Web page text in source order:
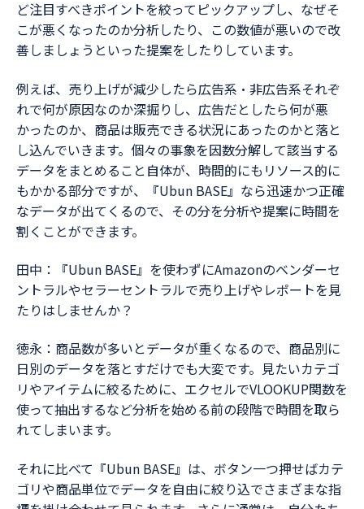
ど注目すべきポイントを絞ってピックアップし、なぜそ
こが悪くなったのか分析したり、この数値が悪いので改
善しましょうといった提案をしたりしています。
例えば、売り上げが減少したら広告系・非広告系それぞ
れで何が原因なのか深掘りし、広告だとしたら何が悪
かったのか、商品は販売できる状況にあったのかと落と
し込んでいきます。個々の事象を因数分解して該当する
データをまとめること自体が、時間的にもリソース的に
もかかる部分ですが、『Ubun BASE』なら迅速かつ正確
なデータが出てくるので、その分を分析や提案に時間を
割くことができます。
田中：『Ubun BASE』を使わずにAmazonのベンダーセ
ントラルやセラーセントラルで売り上げやレポートを見
たりはしませんか？
徳永：商品数が多いとデータが重くなるので、商品別に
日別のデータを落とすだけでも大変です。見たいカテゴ
リやアイテムに絞るために、エクセルでVLOOKUP関数を
使って抽出するなど分析を始める前の段階で時間を取ら
れてしまいます。
それに比べて『Ubun BASE』は、ボタン一つ押せばカテ
ゴリや商品単位でデータを自由に絞り込でさまざまな指